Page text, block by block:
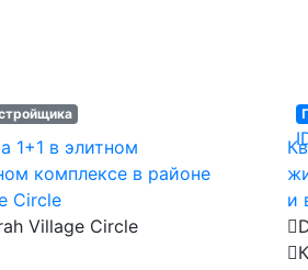
1+1 в элитном
комплексе в районе
Circle
Village Circle
и